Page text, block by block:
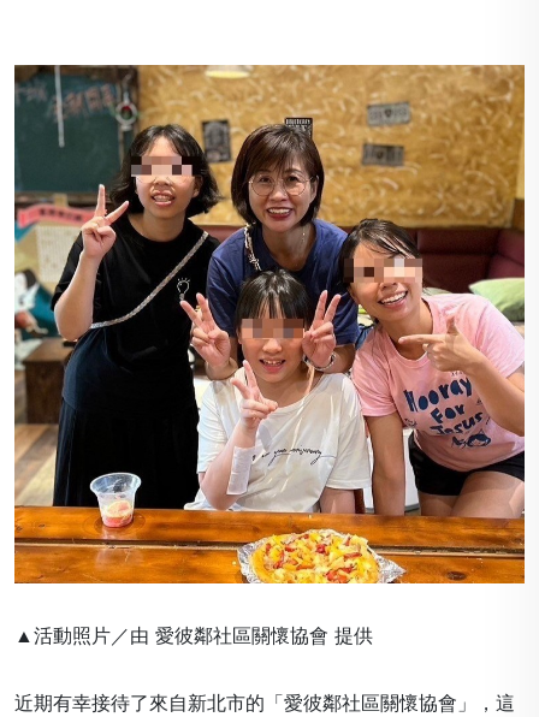
▲活動照片／由 愛彼鄰社區關懷協會 提供
近期有幸接待了來自新北市的「愛彼鄰社區關懷協會」，這